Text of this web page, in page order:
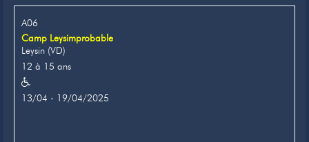
A06
Camp Leysimprobable
Leysin (VD)
12 à 15 ans
13/04 - 19/04/2025